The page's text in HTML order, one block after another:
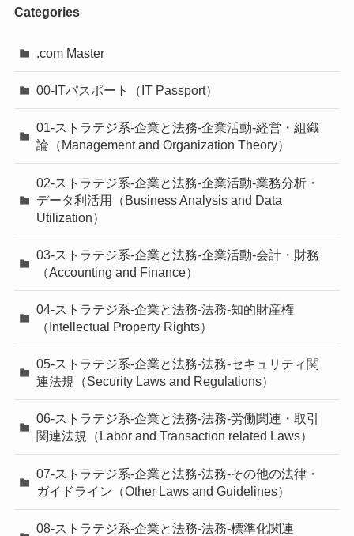
Categories
.com Master
00-ITパスポート（IT Passport）
01-ストラテジ系-企業と法務-企業活動-経営・組織
論（Management and Organization Theory）
02-ストラテジ系-企業と法務-企業活動-業務分析・
データ利活用（Business Analysis and Data
Utilization）
03-ストラテジ系-企業と法務-企業活動-会計・財務
（Accounting and Finance）
04-ストラテジ系-企業と法務-法務-知的財産権
（Intellectual Property Rights）
05-ストラテジ系-企業と法務-法務-セキュリティ関
連法規（Security Laws and Regulations）
06-ストラテジ系-企業と法務-法務-労働関連・取引
関連法規（Labor and Transaction related Laws）
07-ストラテジ系-企業と法務-法務-その他の法律・
ガイドライン（Other Laws and Guidelines）
08-ストラテジ系-企業と法務-法務-標準化関連